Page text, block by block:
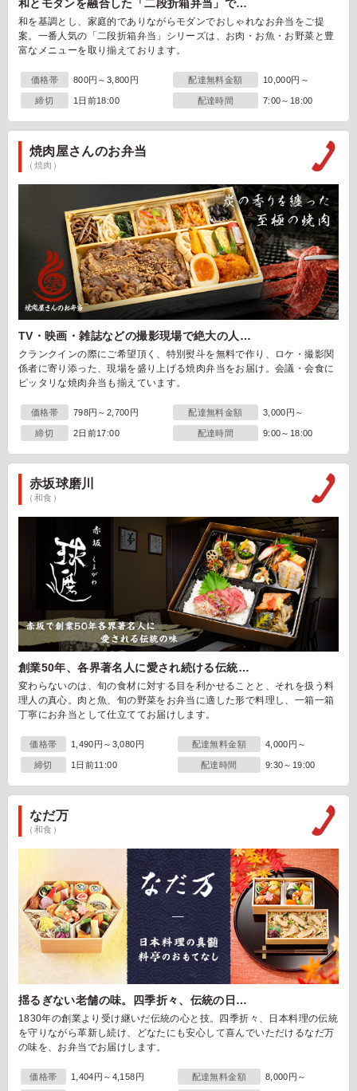
和とモダンを融合した「二段折箱弁当」で…
和を基調とし、家庭的でありながらモダンでおしゃれなお弁当をご提
案。一番人気の「二段折箱弁当」シリーズは、お肉・お魚・お野菜と豊
富なメニューを取り揃えております。
価格帯 800円～3,800円 配達無料金額 10,000円～
締切 1日前18:00 配達時間 7:00～18:00
焼肉屋さんのお弁当
（焼肉）
TV・映画・雑誌などの撮影現場で絶大の人…
クランクインの際にご希望頂く、特別熨斗を無料で作り、ロケ・撮影関
係者に寄り添った、現場を盛り上げる焼肉弁当をお届け。会議・会食に
ピッタリな焼肉弁当も揃えています。
価格帯 798円～2,700円 配達無料金額 3,000円～
締切 2日前17:00 配達時間 9:00～18:00
赤坂球磨川
（和食）
創業50年、各界著名人に愛され続ける伝統…
変わらないのは、旬の食材に対する目を利かせることと、それを扱う料
理人の真心。肉と魚、旬の野菜をお弁当に適した形で料理し、一箱一箱
丁寧にお弁当として仕立ててお届けします。
価格帯 1,490円～3,080円 配達無料金額 4,000円～
締切 1日前11:00 配達時間 9:30～19:00
なだ万
（和食）
揺るぎない老舗の味。四季折々、伝統の日…
1830年の創業より受け継いだ伝統の心と技。四季折々、日本料理の伝統
を守りながら革新し続け、どなたにも安心して喜んでいただけるなだ万
の味を、お弁当でお届けします。
価格帯 1,404円～4,158円 配達無料金額 8,000円～